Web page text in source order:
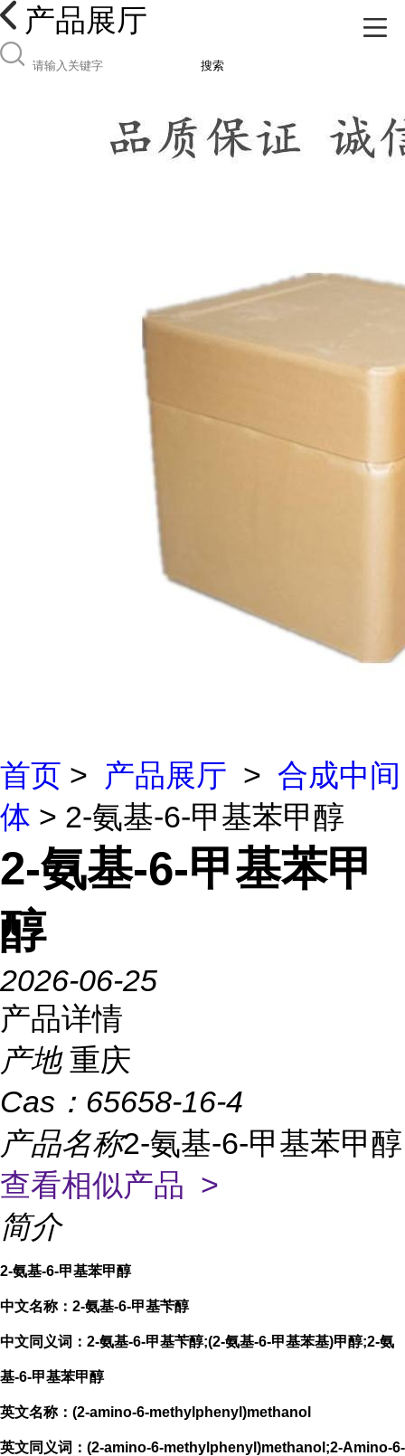
产品展厅
搜索
首页 > 产品展厅 > 合成中间
体 > 2-氨基-6-甲基苯甲醇
2-氨基-6-甲基苯甲
醇
2026-06-25
产品详情
产地 重庆
Cas： 65658-16-4
产品名称2-氨基-6-甲基苯甲醇
查看相似产品 >
简介
2-氨基-6-甲基苯甲醇
中文名称：2-氨基-6-甲基苄醇
中文同义词：2-氨基-6-甲基苄醇;(2-氨基-6-甲基苯基)甲醇;2-氨
基-6-甲基苯甲醇
英文名称：(2-amino-6-methylphenyl)methanol
英文同义词：(2-amino-6-methylphenyl)methanol;2-Amino-6-